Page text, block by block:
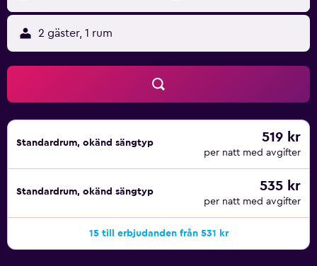
2 gäster, 1 rum
Standardrum, okänd sängtyp 519 kr
per natt med avgifter
Standardrum, okänd sängtyp 535 kr
per natt med avgifter
15 till erbjudanden från 531 kr